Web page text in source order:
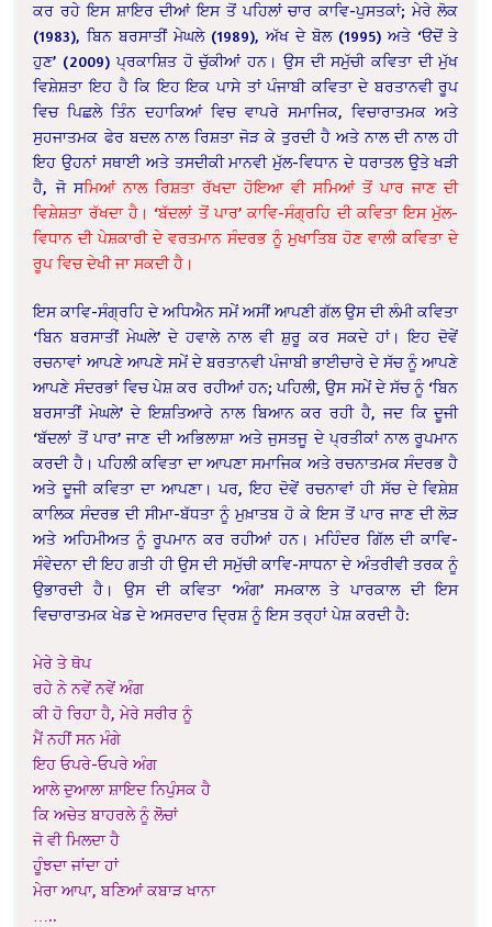
ਕਰ ਰਹੇ ਇਸ ਸ਼ਾਇਰ ਦੀਆਂ ਇਸ ਤੋਂ ਪਹਿਲਾਂ ਚਾਰ ਕਾਵਿ-ਪੁਸਤਕਾਂ; ਮੇਰੇ ਲੋਕ
(1983), ਬਿਨ ਬਰਸਾਤੀਂ ਮੇਘਲੇ (1989), ਅੱਖ ਦੇ ਬੋਲ (1995) ਅਤੇ ‘ੳਦੋਂ ਤੇ
ਹੁਣ’ (2009) ਪ੍ਰਕਾਸ਼ਿਤ ਹੋ ਚੁੱਕੀਆਂ ਹਨ। ਉਸ ਦੀ ਸਮੁੱਚੀ ਕਵਿਤਾ ਦੀ ਮੁੱਖ
ਵਿਸ਼ੇਸ਼ਤਾ ਇਹ ਹੈ ਕਿ ਇਹ ਇਕ ਪਾਸੇ ਤਾਂ ਪੰਜਾਬੀ ਕਵਿਤਾ ਦੇ ਬਰਤਾਨਵੀ ਰੂਪ
ਵਿਚ ਪਿਛਲੇ ਤਿੰਨ ਦਹਾਕਿਆਂ ਵਿਚ ਵਾਪਰੇ ਸਮਾਜਿਕ, ਵਿਚਾਰਾਤਮਕ ਅਤੇ
ਸੁਹਜਾਤਮਕ ਫੇਰ ਬਦਲ ਨਾਲ ਰਿਸ਼ਤਾ ਜੋੜ ਕੇ ਤੁਰਦੀ ਹੈ ਅਤੇ ਨਾਲ ਦੀ ਨਾਲ ਹੀ
ਇਹ ਉਹਨਾਂ ਸਥਾਈ ਅਤੇ ਤਸਦੀਕੀ ਮਾਨਵੀ ਮੁੱਲ-ਵਿਧਾਨ ਦੇ ਧਰਾਤਲ ਉਤੇ ਖੜੀ
ਹੈ, ਜੋ ਸਮਿਆਂ ਨਾਲ ਰਿਸ਼ਤਾ ਰੱਖਦਾ ਹੋਇਆ ਵੀ ਸਮਿਆਂ ਤੋਂ ਪਾਰ ਜਾਣ ਦੀ
ਵਿਸ਼ੇਸ਼ਤਾ ਰੱਖਦਾ ਹੈ। ‘ਬੱਦਲਾਂ ਤੋਂ ਪਾਰ’ ਕਾਵਿ-ਸੰਗ੍ਰਹਿ ਦੀ ਕਵਿਤਾ ਇਸ ਮੁੱਲ-
ਵਿਧਾਨ ਦੀ ਪੇਸ਼ਕਾਰੀ ਦੇ ਵਰਤਮਾਨ ਸੰਦਰਭ ਨੂੰ ਮੁਖਾਤਿਬ ਹੋਣ ਵਾਲੀ ਕਵਿਤਾ ਦੇ
ਰੂਪ ਵਿਚ ਦੇਖੀ ਜਾ ਸਕਦੀ ਹੈ।
ਇਸ ਕਾਵਿ-ਸੰਗ੍ਰਹਿ ਦੇ ਅਧਿਐਨ ਸਮੇਂ ਅਸੀਂ ਆਪਣੀ ਗੱਲ ਉਸ ਦੀ ਲੰਮੀ ਕਵਿਤਾ
‘ਬਿਨ ਬਰਸਾਤੀਂ ਮੇਘਲੇ’ ਦੇ ਹਵਾਲੇ ਨਾਲ ਵੀ ਸ਼ੁਰੂ ਕਰ ਸਕਦੇ ਹਾਂ। ਇਹ ਦੋਵੇਂ
ਰਚਨਾਵਾਂ ਆਪਣੇ ਆਪਣੇ ਸਮੇਂ ਦੇ ਬਰਤਾਨਵੀ ਪੰਜਾਬੀ ਭਾਈਚਾਰੇ ਦੇ ਸੱਚ ਨੂੰ ਆਪਣੇ
ਆਪਣੇ ਸੰਦਰਭਾਂ ਵਿਚ ਪੇਸ਼ ਕਰ ਰਹੀਆਂ ਹਨ; ਪਹਿਲੀ, ਉਸ ਸਮੇਂ ਦੇ ਸੱਚ ਨੂੰ ‘ਬਿਨ
ਬਰਸਾਤੀਂ ਮੇਘਲੇ’ ਦੇ ਇਸ਼ਤਿਆਰੇ ਨਾਲ ਬਿਆਨ ਕਰ ਰਹੀ ਹੈ, ਜਦ ਕਿ ਦੂਜੀ
‘ਬੱਦਲਾਂ ਤੋਂ ਪਾਰ’ ਜਾਣ ਦੀ ਅਭਿਲਾਸ਼ਾ ਅਤੇ ਜੁਸਤਜੂ ਦੇ ਪ੍ਰਤੀਕਾਂ ਨਾਲ ਰੂਪਮਾਨ
ਕਰਦੀ ਹੈ। ਪਹਿਲੀ ਕਵਿਤਾ ਦਾ ਆਪਣਾ ਸਮਾਜਿਕ ਅਤੇ ਰਚਨਾਤਮਕ ਸੰਦਰਭ ਹੈ
ਅਤੇ ਦੂਜੀ ਕਵਿਤਾ ਦਾ ਆਪਣਾ। ਪਰ, ਇਹ ਦੋਵੇਂ ਰਚਨਾਵਾਂ ਹੀ ਸੱਚ ਦੇ ਵਿਸ਼ੇਸ਼
ਕਾਲਿਕ ਸੰਦਰਭ ਦੀ ਸੀਮਾ-ਬੱਧਤਾ ਨੂੰ ਮੁਖ਼ਾਤਬ ਹੋ ਕੇ ਇਸ ਤੋਂ ਪਾਰ ਜਾਣ ਦੀ ਲੋੜ
ਅਤੇ ਅਹਿਮੀਅਤ ਨੂੰ ਰੂਪਮਾਨ ਕਰ ਰਹੀਆਂ ਹਨ। ਮਹਿੰਦਰ ਗਿੱਲ ਦੀ ਕਾਵਿ-
ਸੰਵੇਦਨਾ ਦੀ ਇਹ ਗਤੀ ਹੀ ਉਸ ਦੀ ਸਮੁੱਚੀ ਕਾਵਿ-ਸਾਧਨਾ ਦੇ ਅੰਤਰੀਵੀ ਤਰਕ ਨੂੰ
ਉਭਾਰਦੀ ਹੈ। ਉਸ ਦੀ ਕਵਿਤਾ ‘ਅੰਗ’ ਸਮਕਾਲ ਤੇ ਪਾਰਕਾਲ ਦੀ ਇਸ
ਵਿਚਾਰਾਤਮਕ ਖੇਡ ਦੇ ਅਸਰਦਾਰ ਦ੍ਰਿਸ਼ ਨੂੰ ਇਸ ਤਰ੍ਹਾਂ ਪੇਸ਼ ਕਰਦੀ ਹੈ:
ਮੇਰੇ ਤੇ ਥੋਪ
ਰਹੇ ਨੇ ਨਵੇਂ ਨਵੇਂ ਅੰਗ
ਕੀ ਹੋ ਰਿਹਾ ਹੈ, ਮੇਰੇ ਸਰੀਰ ਨੂੰ
ਮੈਂ ਨਹੀਂ ਸਨ ਮੰਗੇ
ਇਹ ਓਪਰੇ-ਓਪਰੇ ਅੰਗ
ਆਲੇ ਦੁਆਲਾ ਸ਼ਾਇਦ ਨਿਪੁੰਸਕ ਹੈ
ਕਿ ਅਚੇਤ ਬਾਹਰਲੇ ਨੂੰ ਲੋੋਚਾਂ
ਜੋ ਵੀ ਮਿਲਦਾ ਹੈ
ਹੂੰਝਦਾ ਜਾਂਦਾ ਹਾਂ
ਮੇਰਾ ਆਪਾ, ਬਣਿਆਂ ਕਬਾੜ ਖਾਨਾ
…..